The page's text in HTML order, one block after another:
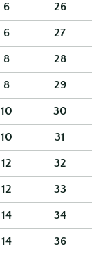
6 26
6 27
8 28
8 29
10 30
10 31
12 32
12 33
14 34
14 36